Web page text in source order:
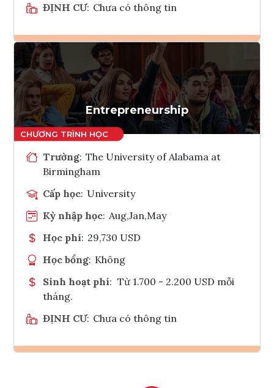
ĐỊNH CƯ: Chưa có thông tin
Ghi danh
Tham vấn Interlink
Entrepreneurship
Trường: The University of Alabama at
Birmingham
Cấp học: University
Kỳ nhập học: Aug,Jan,May
Học phí: 29,730 USD
Học bổng: Không
Sinh hoạt phí: Từ 1.700 - 2.200 USD mỗi
tháng.
ĐỊNH CƯ: Chưa có thông tin